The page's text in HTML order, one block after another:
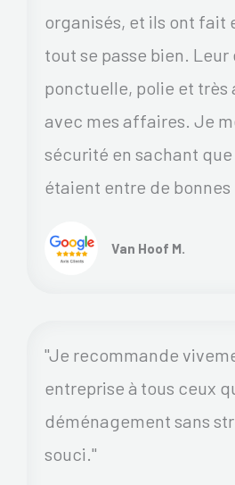
organisés, et ils ont fait
tout se passe bien.
ponctuelle, polie et très
avec mes affaires. Je
sécurité en sachant que
étaient entre de bonnes
Van Hoof M.
"Je recommande
entreprise à tous ceux
déménagement sans
souci."